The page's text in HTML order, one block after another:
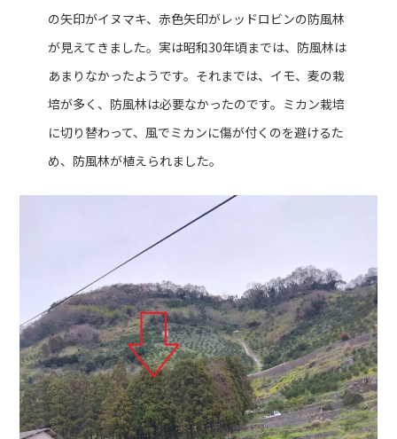
の矢印がイヌマキ、赤色矢印がレッドロビンの防風林
が見えてきました。実は昭和30年頃までは、防風林は
あまりなかったようです。それまでは、イモ、麦の栽
培が多く、防風林は必要なかったのです。ミカン栽培
に切り替わって、風でミカンに傷が付くのを避けるた
め、防風林が植えられました。